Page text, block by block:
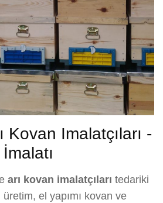
Kovan Imalatçıları -
arı kovan imalatçıları tedariki
üretim, el yapımı kovan ve